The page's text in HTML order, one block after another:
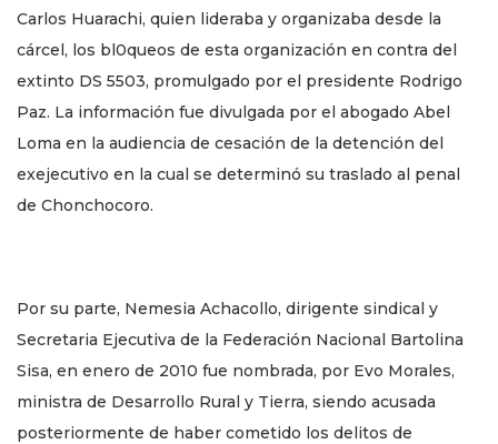
Carlos Huarachi, quien lideraba y organizaba desde la
cárcel, los bl0queos de esta organización en contra del
extinto DS 5503, promulgado por el presidente Rodrigo
Paz. La información fue divulgada por el abogado Abel
Loma en la audiencia de cesación de la detención del
exejecutivo en la cual se determinó su traslado al penal
de Chonchocoro.
Por su parte, Nemesia Achacollo, dirigente sindical y
Secretaria Ejecutiva de la Federación Nacional Bartolina
Sisa, en enero de 2010 fue nombrada, por Evo Morales,
ministra de Desarrollo Rural y Tierra, siendo acusada
posteriormente de haber cometido los delitos de